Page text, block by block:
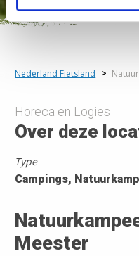
Nederland Fietsland >
Horeca en Logies
Over deze
Type
Campings,
Meester